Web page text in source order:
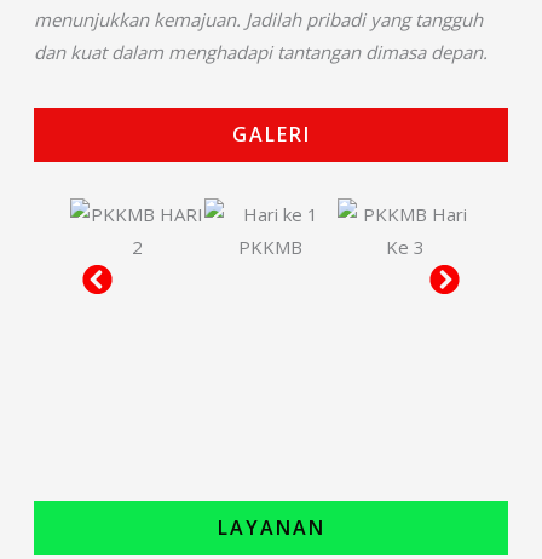
menunjukkan kemajuan. Jadilah pribadi yang tangguh
dan kuat dalam menghadapi tantangan dimasa depan.
GALERI
LAYANAN